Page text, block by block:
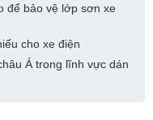
để bảo vệ lớp sơn xe
cho xe điện
Á trong lĩnh vực dán